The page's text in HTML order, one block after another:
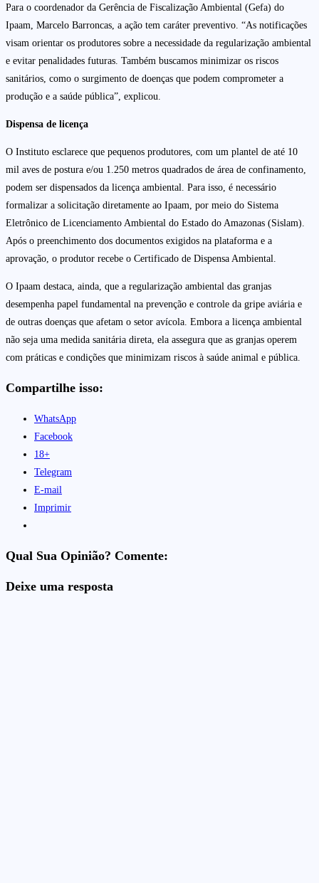
Para o coordenador da Gerência de Fiscalização Ambiental (Gefa) do
Ipaam, Marcelo Barroncas, a ação tem caráter preventivo. “As notificações
visam orientar os produtores sobre a necessidade da regularização ambiental
e evitar penalidades futuras. Também buscamos minimizar os riscos
sanitários, como o surgimento de doenças que podem comprometer a
produção e a saúde pública”, explicou.
Dispensa de licença
O Instituto esclarece que pequenos produtores, com um plantel de até 10
mil aves de postura e/ou 1.250 metros quadrados de área de confinamento,
podem ser dispensados da licença ambiental. Para isso, é necessário
formalizar a solicitação diretamente ao Ipaam, por meio do Sistema
Eletrônico de Licenciamento Ambiental do Estado do Amazonas (Sislam).
Após o preenchimento dos documentos exigidos na plataforma e a
aprovação, o produtor recebe o Certificado de Dispensa Ambiental.
O Ipaam destaca, ainda, que a regularização ambiental das granjas
desempenha papel fundamental na prevenção e controle da gripe aviária e
de outras doenças que afetam o setor avícola. Embora a licença ambiental
não seja uma medida sanitária direta, ela assegura que as granjas operem
com práticas e condições que minimizam riscos à saúde animal e pública.
Compartilhe isso:
WhatsApp
Facebook
18+
Telegram
E-mail
Imprimir
Qual Sua Opinião? Comente:
Deixe uma resposta